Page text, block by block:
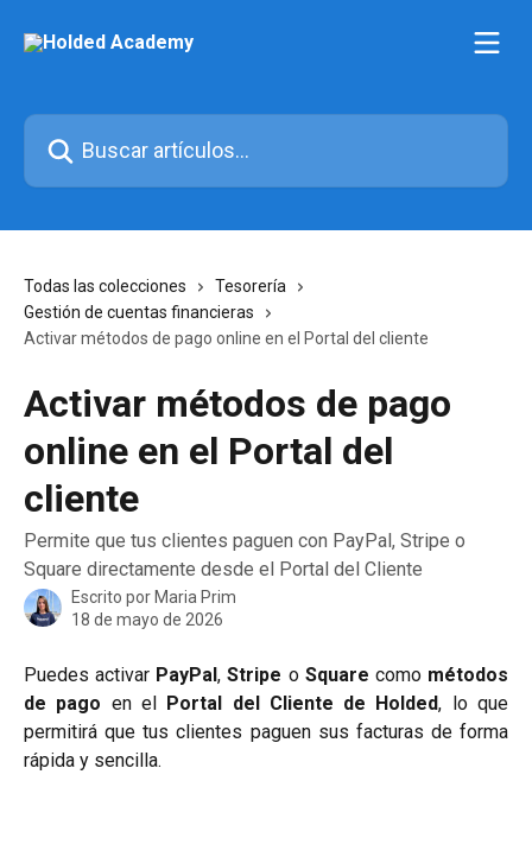
Buscar artículos...
Todas las colecciones
Tesorería
Gestión de cuentas financieras
Activar métodos de pago online en el Portal del cliente
Activar métodos de pago
online en el Portal del
cliente
Permite que tus clientes paguen con PayPal, Stripe o
Square directamente desde el Portal del Cliente
Escrito por Maria Prim
18 de mayo de 2026
Puedes activar PayPal,Stripe o Square como métodos
de pago en el Portal del Cliente de Holded, lo que
permitirá que tus clientes paguen sus facturas de forma
rápida y sencilla.